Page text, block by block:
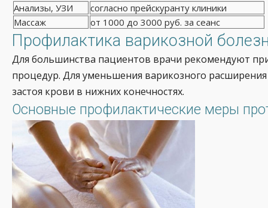
Анализы, УЗИ
согласно прейскуранту клиники
Массаж
от 1000 до 3000 руб. за сеанс
Профилактика варикозной
Для большинства пациентов врачи рекомендуют
процедур. Для уменьшения варикозного
застоя крови в нижних конечностях.
Основные профилактические меры